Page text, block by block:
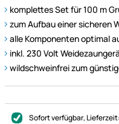
komplettes Set für 100 m
zum Aufbau einer sicheren
alle Komponenten optimal
inkl. 230 Volt
wildschweinfrei zum
Sofort verfügbar, Lieferzeit: